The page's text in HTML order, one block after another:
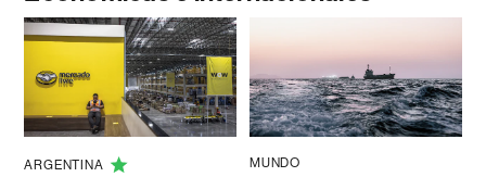
ARGENTINA MUNDO